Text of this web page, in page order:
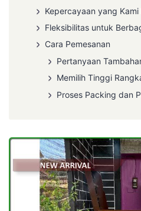
Kepercayaan yang Kami
Fleksibilitas untuk
Cara Pemesanan
Pertanyaan
Memilih Tinggi
Proses Packing dan